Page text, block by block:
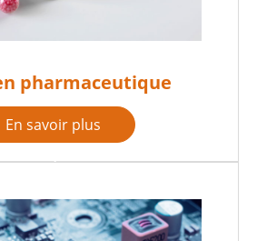
pharmaceutique
En savoir plus
